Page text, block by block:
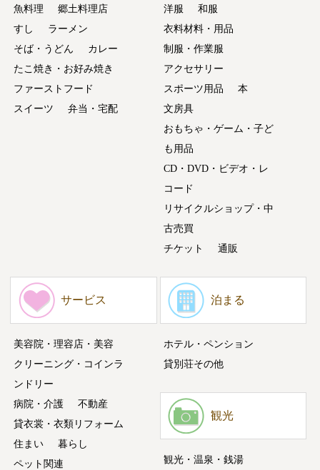
魚料理
郷土料理店
すし
ラーメン
そば・うどん
カレー
たこ焼き・お好み焼き
ファーストフード
スイーツ
弁当・宅配
洋服
和服
衣料材料・用品
制服・作業服
アクセサリー
スポーツ用品
本
文房具
おもちゃ・ゲーム・子ど
も用品
CD・DVD・ビデオ・レ
コード
リサイクルショップ・中
古売買
チケット
通販
サービス
美容院・理容店・美容
クリーニング・コインラ
ンドリー
病院・介護
不動産
貸衣裳・衣類リフォーム
住まい
暮らし
ペット関連
泊まる
ホテル・ペンション
貸別荘その他
観光
観光・温泉・銭湯